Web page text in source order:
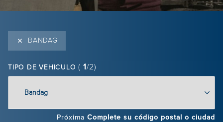
BANDAG
TIPO DE VEHICULO( 1/2)
Próxima Complete su código postal o ciudad